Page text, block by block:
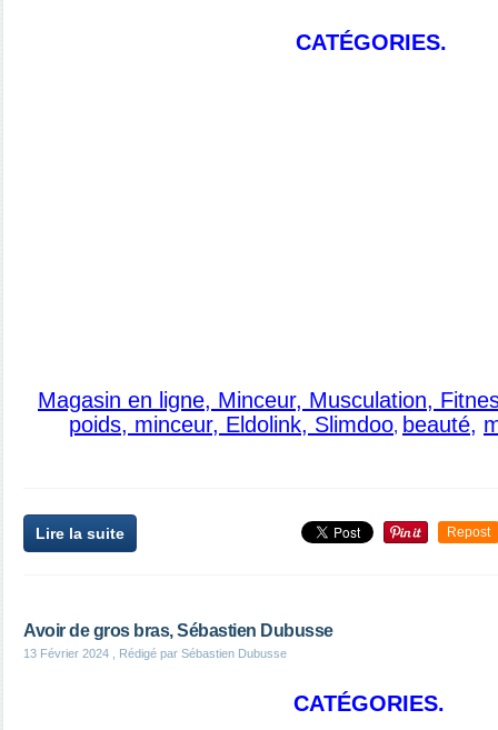
CATÉGORIES.
Magasin en ligne, Minceur, Musculation,
poids, minceur, Eldolink, Slimdoo, beauté,
Lire la suite Repost
Avoir de gros bras, Sébastien Dubusse
13 Février 2024 , Rédigé par Sébastien Dubusse
CATÉGORIES.